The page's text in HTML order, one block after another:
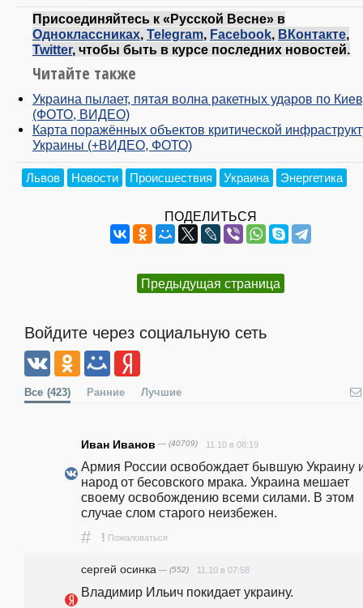
Присоединяйтесь к «Русской Весне» в
Одноклассниках, Telegram, Facebook, ВКонтакте,
Twitter, чтобы быть в курсе последних новостей.
Читайте также
Украина пылает, пятая волна ракетных ударов по
(ФОТО, ВИДЕО)
Карта поражённых объектов критической
Украины (+ВИДЕО, ФОТО)
Львов Новости Происшествия Украина Энергетика
ПОДЕЛИТЬСЯ
Предыдущая страница
Войдите через социальную сеть
Все (423) Ранние Лучшие
Иван Иванов — (40709) 11.10 в 08:19
Армия России освобождает бывшую Украину
народ от бесовского мрака. Украина мешает
своему освобождению всеми силами. В этом
случае слом старого неизбежен.
# ! Пожаловаться
сергей осинка — (552) 11.10 в 07:58
Владимир Ильич покидает украину.